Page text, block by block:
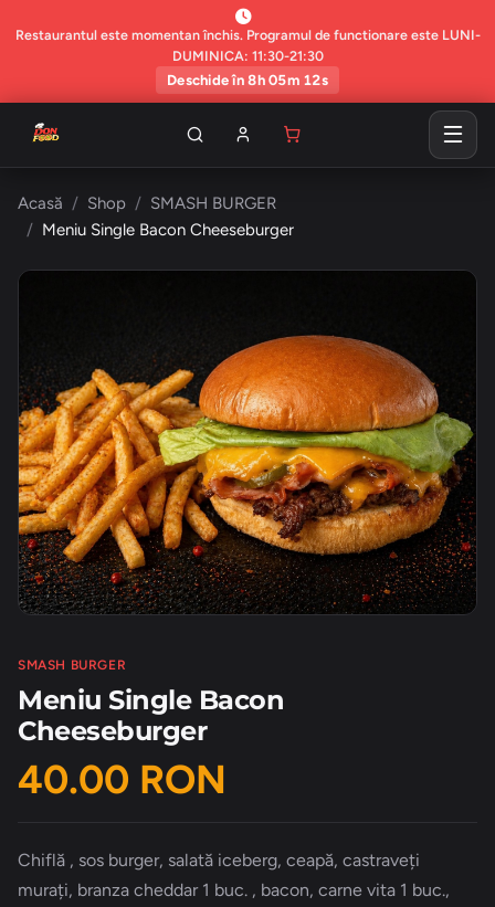
Restaurantul este momentan închis. Programul de functionare este LUNI-
DUMINICA: 11:30-21:30
Deschide în 8h 05m 11s
Acasă Shop
SMASH BURGER
Meniu Single Bacon Cheeseburger
SMASH BURGER
Meniu Single Bacon
Cheeseburger
40.00 RON
Chiflă , sos burger, salată iceberg, ceapă, castraveți
murați, branza cheddar 1 buc. , bacon, carne vita 1 buc.,